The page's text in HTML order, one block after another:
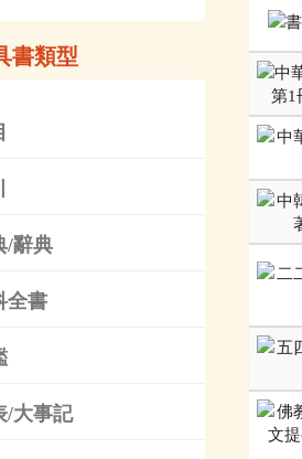
書類型
/辭典
全書
/大事記